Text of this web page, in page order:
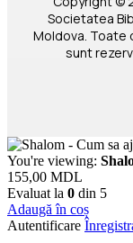
Societatea
Moldova. Toate
sunt
You're viewing:
155,00 MDL
Evaluat la 0 din 5
Adaugă în coș
Autentificare